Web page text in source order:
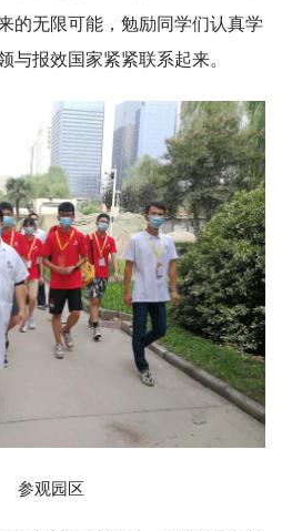
的无限可能，勉励同学们认真学
与报效国家紧紧联系起来。
参观园区